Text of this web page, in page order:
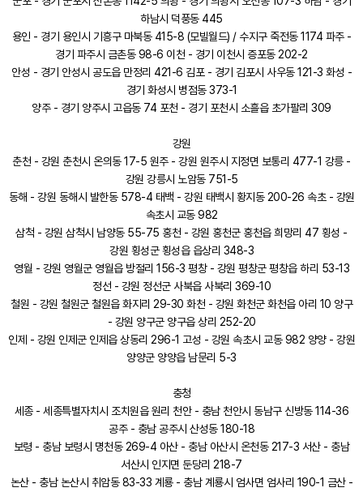
하남시 덕풍동 445
용인 - 경기 용인시 기흥구 마북동 415-8 (모빌월드) / 수지구 죽전동 1174 파주 -
경기 파주시 금촌동 98-6 이천 - 경기 이천시 증포동 202-2
안성 - 경기 안성시 공도읍 만정리 421-6 김포 - 경기 김포시 사우동 121-3 화성 -
경기 화성시 병점동 373-1
양주 - 경기 양주시 고읍동 74 포천 - 경기 포천시 소흘읍 초가팔리 309
강원
춘천 - 강원 춘천시 온의동 17-5 원주 - 강원 원주시 지정면 보통리 477-1 강릉 -
강원 강릉시 노암동 751-5
동해 - 강원 동해시 발한동 578-4 태백 - 강원 태백시 황지동 200-26 속초 - 강원
속초시 교동 982
삼척 - 강원 삼척시 남양동 55-75 홍천 - 강원 홍천군 홍천읍 희망리 47 횡성 -
강원 횡성군 횡성읍 읍상리 348-3
영월 - 강원 영월군 영월읍 방절리 156-3 평창 - 강원 평창군 평창읍 하리 53-13
정선 - 강원 정선군 사북읍 사북리 369-10
철원 - 강원 철원군 철원읍 화지리 29-30 화천 - 강원 화천군 화천읍 아리 10 양구
- 강원 양구군 양구읍 상리 252-20
인제 - 강원 인제군 인제읍 상동리 296-1 고성 - 강원 속초시 교동 982 양양 - 강원
양양군 양양읍 남문리 5-3
충청
세종 - 세종특별자치시 조치원읍 원리 천안 - 충남 천안시 동남구 신방동 114-36
공주 - 충남 공주시 산성동 180-18
보령 - 충남 보령시 명천동 269-4 아산 - 충남 아산시 온천동 217-3 서산 - 충남
서산시 인지면 둔당리 218-7
논산 - 충남 논산시 취암동 83-33 계룡 - 충남 계룡시 엄사면 엄사리 190-1 금산 -